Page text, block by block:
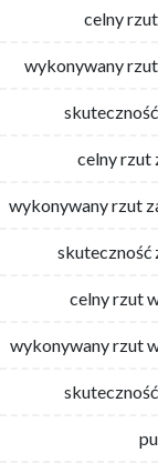
celny
wykonywany
celny rzut
wykonywany rzut
skuteczność
celny rzut
wykonywany rzut
celny
wykonywany
celny rzut
wykonywany rzut
skuteczność
celny rzut
wykonywany rzut